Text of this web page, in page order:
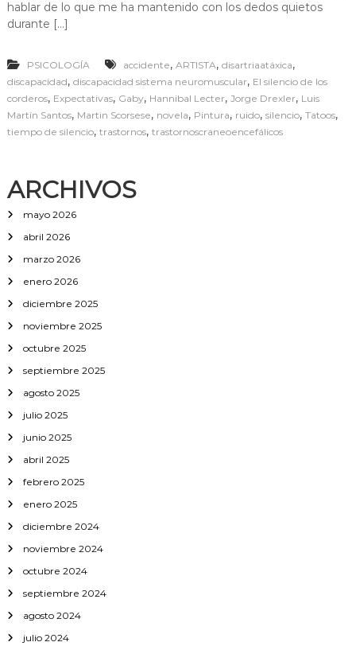
a
o
r
n
hablar de lo que me ha mantenido con los dedos quietos
durante […]
PSICOLOGÍA accidente, ARTISTA, disartriaatáxica,
discapacidad, discapacidad sistema neuromuscular, El silencio de los
corderos, Expectativas, Gaby, Hannibal Lecter, Jorge Drexler, Luis
Martín Santos, Martin Scorsese, novela, Pintura, ruido, silencio, Tatoos,
tiempo de silencio, trastornos, trastornoscraneoencefálicos
ARCHIVOS
mayo 2026
abril 2026
marzo 2026
enero 2026
diciembre 2025
noviembre 2025
octubre 2025
septiembre 2025
agosto 2025
julio 2025
junio 2025
abril 2025
febrero 2025
enero 2025
diciembre 2024
noviembre 2024
octubre 2024
septiembre 2024
agosto 2024
julio 2024